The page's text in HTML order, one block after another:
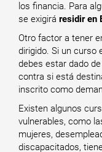
los financia. Para
se exigirá residir en
Otro factor a tener
dirigido. Si un curso
debes estar dado
contra si está
inscrito como
Existen algunos
vulnerables, como
mujeres,
discapacitados,